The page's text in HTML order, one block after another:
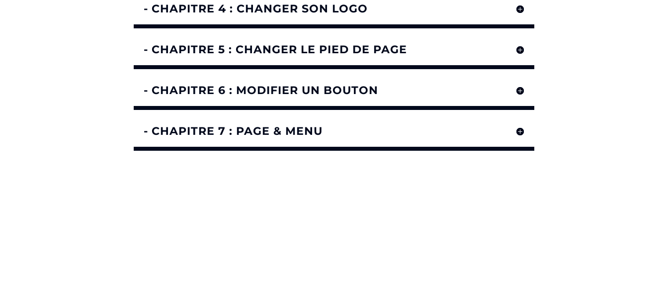
- CHAPITRE 4 : CHANGER SON LOGO
- CHAPITRE 5 : CHANGER LE PIED DE PAGE
- CHAPITRE 6 : MODIFIER UN BOUTON
- CHAPITRE 7 : PAGE & MENU